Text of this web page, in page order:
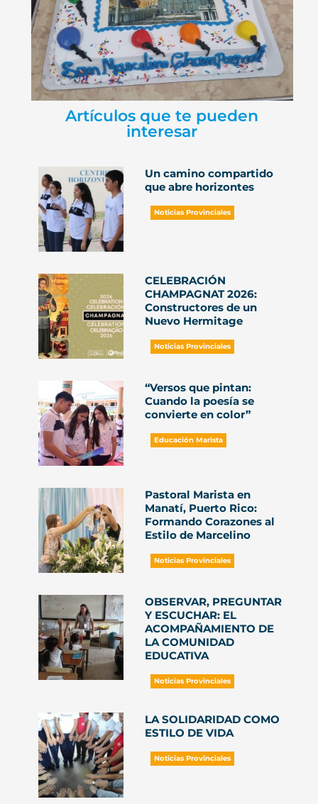
Artículos que te pueden
interesar
Un camino compartido
que abre horizontes
Noticias Provinciales
CELEBRACIÓN
CHAMPAGNAT 2026:
Constructores de un
Nuevo Hermitage
Noticias Provinciales
“Versos que pintan:
Cuando la poesía se
convierte en color”
Educación Marista
Pastoral Marista en
Manatí, Puerto Rico:
Formando Corazones al
Estilo de Marcelino
Noticias Provinciales
OBSERVAR, PREGUNTAR
Y ESCUCHAR: EL
ACOMPAÑAMIENTO DE
LA COMUNIDAD
EDUCATIVA
Noticias Provinciales
LA SOLIDARIDAD COMO
ESTILO DE VIDA
Noticias Provinciales